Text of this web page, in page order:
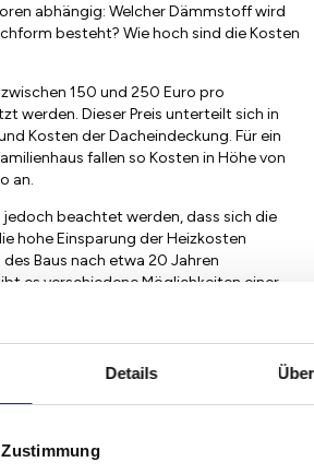
Details
abhängig: Welcher Dämmstoff wird
besteht? Wie hoch sind die Kosten
zwischen 150 und 250 Euro pro
werden. Dieser Preis unterteilt sich in
Kosten der Dacheindeckung. Für ein
fallen so Kosten in Höhe von
an.
jedoch beachtet werden, dass sich die
hohe Einsparung der Heizkosten
Baus nach etwa 20 Jahren
es verschiedene Möglichkeiten einer
einer